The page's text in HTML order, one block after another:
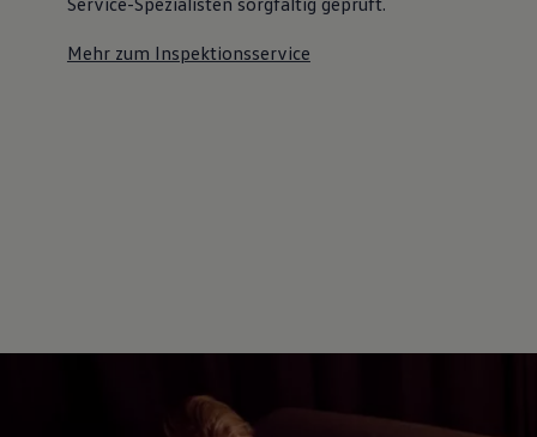
Mehr zum Inspektionsservice